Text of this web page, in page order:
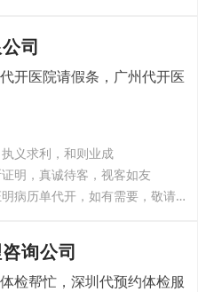
司
开医院请假条，广州代开医
义求利，和则业成
明，真诚待客，视客如友
代开广州医院证明，开医院诊断证明病历单代开，如有需要，敬请联系
询公司
检帮忙，深圳代预约体检服